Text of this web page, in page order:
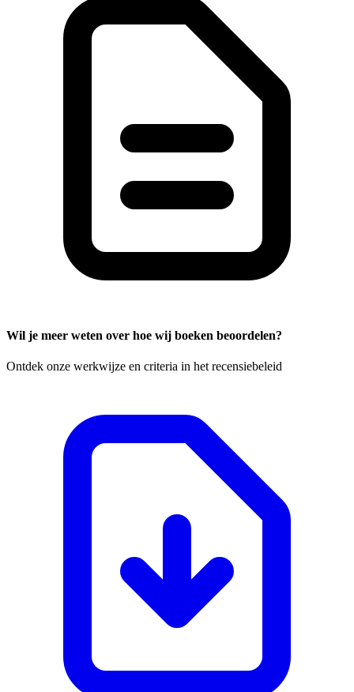
Wil je meer weten over hoe wij boeken beoordelen?
Ontdek onze werkwijze en criteria in het recensiebeleid